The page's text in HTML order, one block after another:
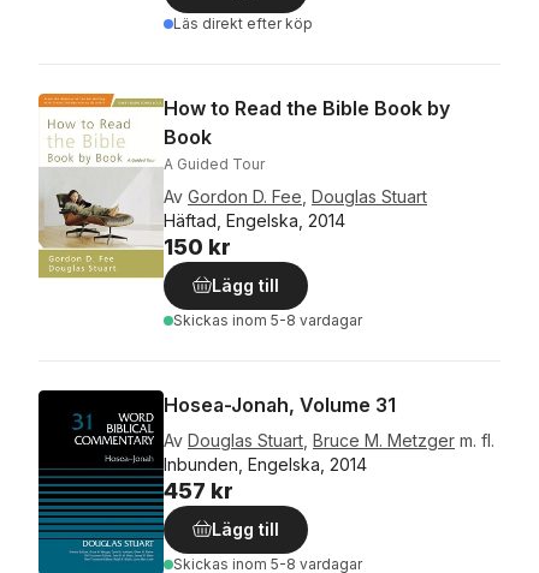
Läs direkt efter köp
How to Read the Bible Book by
Book
A Guided Tour
Av Gordon D. Fee Douglas Stuart
Häftad, Engelska, 2014
150 kr
Lägg till
Skickas inom 5-8 vardagar
Hosea-Jonah, Volume 31
Av Douglas Stuart Bruce M. Metzger m. fl.
Inbunden, Engelska, 2014
457 kr
Lägg till
Skickas inom 5-8 vardagar